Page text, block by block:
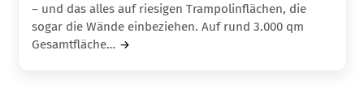
– und das alles auf riesigen Trampolinflächen, die
sogar die Wände einbeziehen. Auf rund 3.000 qm
Gesamtfläche…